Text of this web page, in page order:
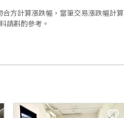
方計算漲跌幅，當筆交易漲跌幅計算
請斟酌參考。